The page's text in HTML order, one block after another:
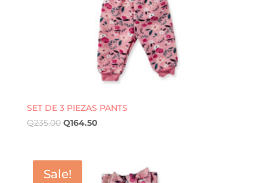
SET DE 3 PIEZAS PANTS
Q235.00 Q164.50
Sale!